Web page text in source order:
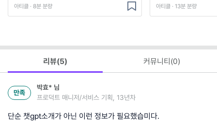
아티클 · 8분 분량 아티클 · 13분 분량
리뷰(5) 커뮤니티(0)
만족
박효* 님
프로덕트 매니저/서비스 기획, 13년차
단순 챗gpt소개가 아닌 이런 정보가 필요했습미다.